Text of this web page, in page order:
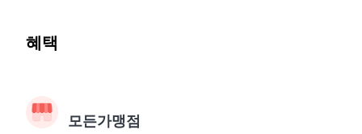
혜택
모든가맹점